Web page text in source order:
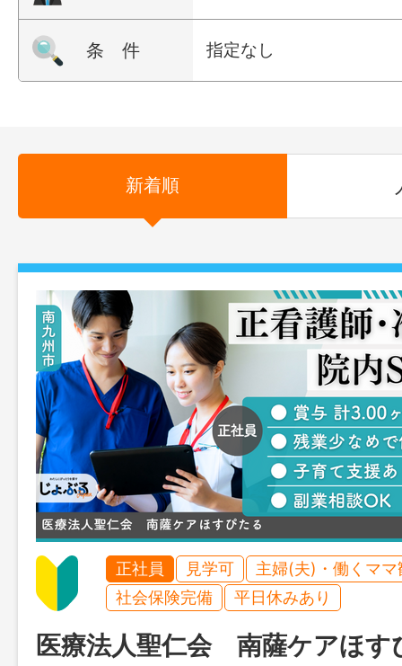
条 件 指定なし
新着順
正社員 見学可
主婦(夫)・働くママ
社会保険完備
平日休みあり
医療法人聖仁会 南薩ケアほす